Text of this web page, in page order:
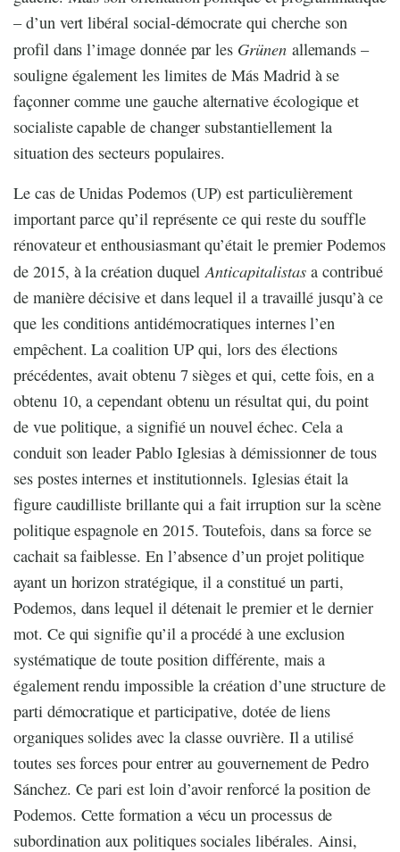
– d’un vert libéral social-démocrate qui cherche son
profil dans l’image donnée par les Grünenallemands –
souligne également les limites de Más Madrid à se
façonner comme une gauche alternative écologique et
socialiste capable de changer substantiellement la
situation des secteurs populaires.
Le cas de Unidas Podemos (UP) est particulièrement
important parce qu’il représente ce qui reste du souffle
rénovateur et enthousiasmant qu’était le premier Podemos
de 2015, à la création duquelAnticapitalistasa contribué
de manière décisive et dans lequel il a travaillé jusqu’à ce
que les conditions antidémocratiques internes l’en
empêchent. La coalition UP qui, lors des élections
précédentes, avait obtenu 7 sièges et qui, cette fois, en a
obtenu 10, a cependant obtenu un résultat qui, du point
de vue politique, a signifié un nouvel échec. Cela a
conduit son leader Pablo Iglesias à démissionner de tous
ses postes internes et institutionnels. Iglesias était la
figure caudilliste brillante qui a fait irruption sur la scène
politique espagnole en 2015. Toutefois, dans sa force se
cachait sa faiblesse. En l’absence d’un projet politique
ayant un horizon stratégique, il a constitué un parti,
Podemos, dans lequel il détenait le premier et le dernier
mot. Ce qui signifie qu’il a procédé à une exclusion
systématique de toute position différente, mais a
également rendu impossible la création d’une structure de
parti démocratique et participative, dotée de liens
organiques solides avec la classe ouvrière. Il a utilisé
toutes ses forces pour entrer au gouvernement de Pedro
Sánchez. Ce pari est loin d’avoir renforcé la position de
Podemos. Cette formation a vécu un processus de
subordination aux politiques sociales libérales. Ainsi,